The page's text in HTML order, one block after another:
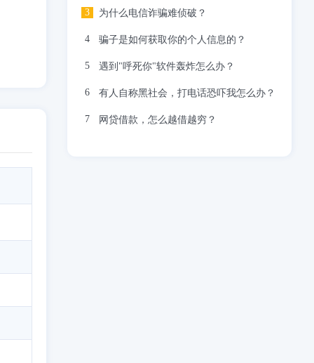
为什么电信诈骗难侦破？
骗子是如何获取你的个人信息的？
遇到"呼死你"软件轰炸怎么办？
有人自称黑社会，打电话恐吓我怎么办？
网贷借款，怎么越借越穷？